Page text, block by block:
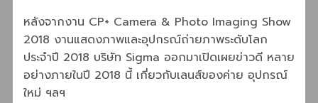
หลังจากงาน CP+ Camera & Photo Imaging Show
2018 งานแสดงภาพและอุปกรณ์ถ่ายภาพระดับโลก
ประจำปี 2018 บริษัท Sigma ออกมาเปิดเผยข่าวดี หลาย
อย่างภายในปี 2018 นี้ เกี่ยวกับเลนส์ของค่าย อุปกรณ์
ใหม่ ฯลฯ